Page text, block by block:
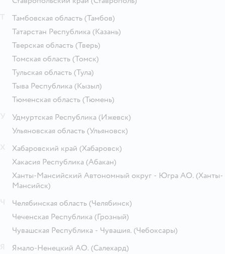
Тамбовская область (Тамбов)
Татарстан Республика (Казань)
Тверская область (Тверь)
Томская область (Томск)
Тульская область (Тула)
Тыва Республика (Кызыл)
Тюменская область (Тюмень)
Удмуртская Республика (Ижевск)
Ульяновская область (Ульяновск)
Хабаровский край (Хабаровск)
Хакасия Республика (Абакан)
Ханты-Мансийский Автономный округ - Югра АО. (Ханты-
Мансийск)
Челябинская область (Челябинск)
Чеченская Республика (Грозный)
Чувашская Республика - Чувашия. (Чебоксары)
Ямало-Ненецкий АО. (Салехард)